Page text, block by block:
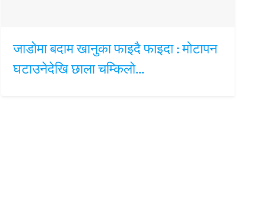
जाडोमा बदाम खानुका फाइदै फाइदा : मोटापन
घटाउनेदेखि छाला चम्किलो…